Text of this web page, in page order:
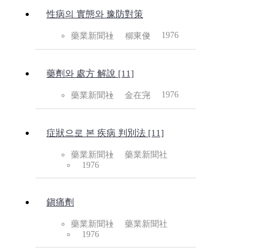
性病의 實態와 豫防對策
藥業新聞社 柳東俊 1976
藥劑와 處方 解說 [11]
藥業新聞社 金在完 1976
症狀으로 본 疾病 判別法 [11]
藥業新聞社
藥業新聞社
1976
鎭痛劑
藥業新聞社
藥業新聞社
1976